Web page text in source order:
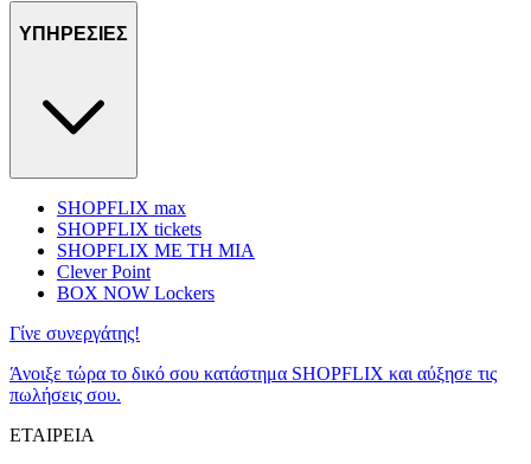
ΥΠΗΡΕΣΙΕΣ
SHOPFLIX max
SHOPFLIX tickets
SHOPFLIX ΜΕ ΤΗ ΜΙΑ
Clever Point
BOX NOW Lockers
Γίνε συνεργάτης!
Άνοιξε τώρα το δικό σου κατάστημα SHOPFLIX και αύξησε τις
πωλήσεις σου.
ΕΤΑΙΡΕΙΑ